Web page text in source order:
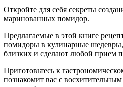
Откройте для себя секреты
маринованных помидор.
Предлагаемые в этой книге
помидоры в кулинарные
близких и сделают любой прием
Приготовьтесь к
познакомит вас с